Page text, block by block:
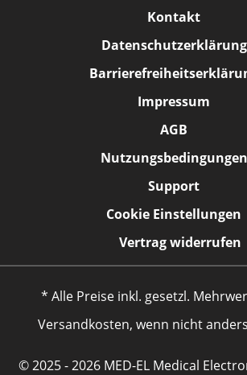
Kontakt
Datenschutzerklärung
Impressum
AGB
Nutzungsbedingungen
Support
Cookie Einstellungen
Vertrag widerrufen
* Alle Preise inkl. gesetzl.
Versandkosten, wenn nicht
© 2025 - 2026 MED-EL Medical